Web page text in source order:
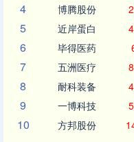
4 博腾股份
5 近岸蛋白
6 毕得医药
7 五洲医疗
8 耐科装备
9 一博科技
10 方邦股份